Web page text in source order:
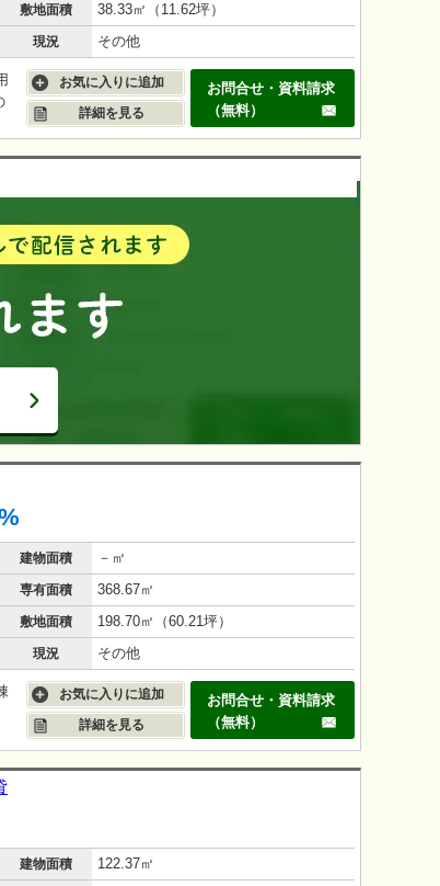
敷地面積 38.33㎡（11.62坪）
現況 その他
お気に入りに追加
詳細を見る
お問合せ・資料請求
（無料）
建物面積 －㎡
専有面積 368.67㎡
敷地面積 198.70㎡（60.21坪）
現況 その他
お気に入りに追加
詳細を見る
お問合せ・資料請求
（無料）
建物面積 122.37㎡